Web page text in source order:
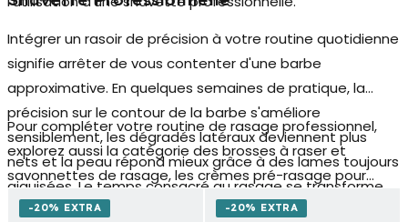
Intégrer un rasoir de précision à votre routine quotidienne
signifie arrêter de vous contenter d'une barbe
approximative. En quelques semaines de pratique, la
précision sur le contour de la barbe s'améliore
sensiblement, les dégradés latéraux deviennent plus
nets et la peau répond mieux grâce à des lames toujours
aiguisées. Le temps consacré au rasage se transforme
d'obligation en moment de soin personnel, avec des
Pour compléter votre routine de rasage professionnel,
explorez aussi la catégorie des brosses à raser et
savonnettes de rasage, les crèmes pré-rasage pour
préparer la peau, et les après-rasage apaisants pour
-20% EXTRA -20% EXTRA